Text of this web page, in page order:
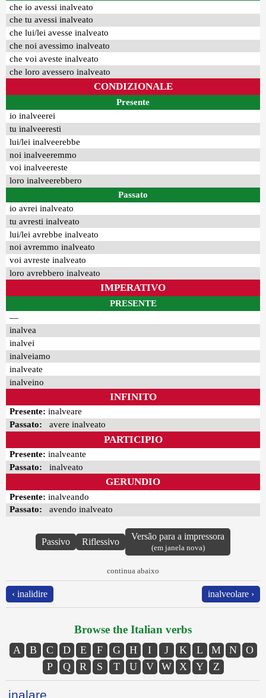
che io avessi inalveato
che tu avessi inalveato
che lui/lei avesse inalveato
che noi avessimo inalveato
che voi aveste inalveato
che loro avessero inalveato
CONDIZIONALE
Presente
io inalveerei
tu inalveeresti
lui/lei inalveerebbe
noi inalveeremmo
voi inalveereste
loro inalveerebbero
Passato
io avrei inalveato
tu avresti inalveato
lui/lei avrebbe inalveato
noi avremmo inalveato
voi avreste inalveato
loro avrebbero inalveato
IMPERATIVO
PRESENTE
—
inalvea
inalvei
inalveiamo
inalveate
inalveino
INFINITO
Presente: inalveare
Passato: avere inalveato
PARTICIPIO
Presente: inalveante
Passato: inalveato
GERUNDIO
Presente: inalveando
Passato: avendo inalveato
Passivo Riflessivo
Versão para a impressora
(em janela nova)
continua abaixo
‹ inalidire inalveolare ›
Browse the Italian verbs
A B C D E F G H I J K L M N
O
P
Q R S T U V W X Y Z
inalare